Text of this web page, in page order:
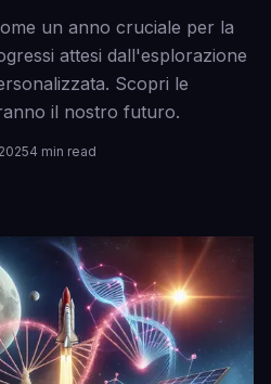
un anno cruciale per la
attesi dall'esplorazione
Scopri le
il nostro futuro.
4 min read